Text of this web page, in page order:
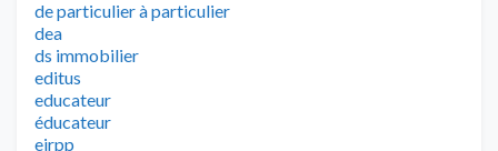
de particulier à particulier
dea
ds immobilier
editus
educateur
éducateur
eirpp